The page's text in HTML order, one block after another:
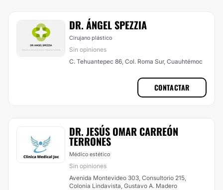
DR. ÁNGEL SPEZZIA
Cirujano plástico
Sin opiniones
C. Tehuantepec 86, Col. Roma Sur, Cuauhtémoc
CONTACTAR
DR. JESÚS OMAR CARREÓN
TERRONES
Médico estético
Sin opiniones
Avenida Montevideo 303, Consultorio 215,
Colonia Lindavista, Gustavo A. Madero